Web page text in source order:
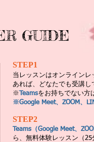
GUIDE
STEP1
当レッスンはオンラインレ
あれば、どなたでも受講し
※Teamsをお持ちでない方
※Google Meet、ZOOM、
STEP2
Teams（Google Meet、
ら、無料体験レッスン（25